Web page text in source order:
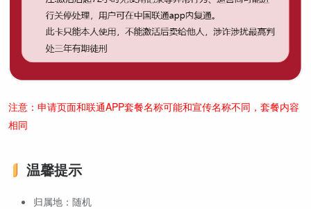
注意：申请页面和联通APP套餐名称可能和宣传名称不同，套餐内容
相同
温馨提示
归属地：随机